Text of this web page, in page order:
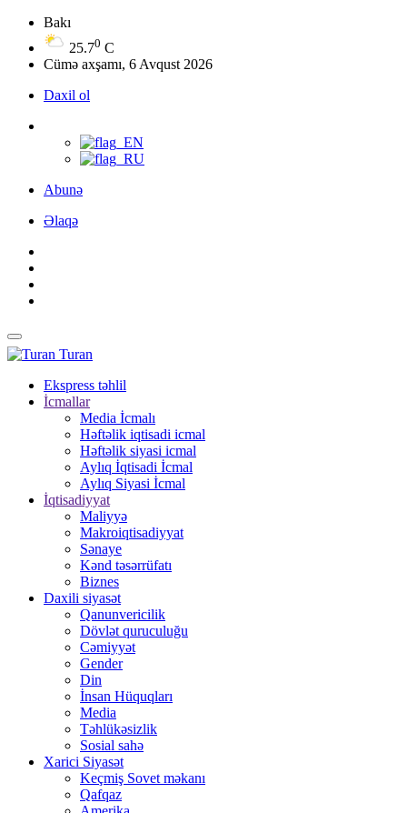
Bakı
25.70 C
Cümə axşamı, 6 Avqust 2026
Daxil ol
Abunə
Əlaqə
Turan
Ekspress təhlil
İcmallar
Media İcmalı
Həftəlik iqtisadi icmal
Həftəlik siyasi icmal
Aylıq İqtisadi İcmal
Aylıq Siyasi İcmal
İqtisadiyyat
Maliyyə
Makroiqtisadiyyat
Sənaye
Kənd təsərrüfatı
Biznes
Daxili siyasət
Qanunvericilik
Dövlət quruculuğu
Cəmiyyət
Gender
Din
İnsan Hüquqları
Media
Təhlükəsizlik
Sosial sahə
Xarici Siyasət
Keçmiş Sovet məkanı
Qafqaz